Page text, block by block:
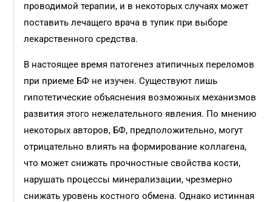
проводимой терапии, и в некоторых случаях может
поставить лечащего врача в тупик при выборе
лекарственного средства.
В настоящее время патогенез атипичных переломов
при приеме БФ не изучен. Существуют лишь
гипотетические объяснения возможных механизмов
развития этого нежелательного явления. По мнению
некоторых авторов, БФ, предположительно, могут
отрицательно влиять на формирование коллагена,
что может снижать прочностные свойства кости,
нарушать процессы минерализации, чрезмерно
снижать уровень костного обмена. Однако истинная